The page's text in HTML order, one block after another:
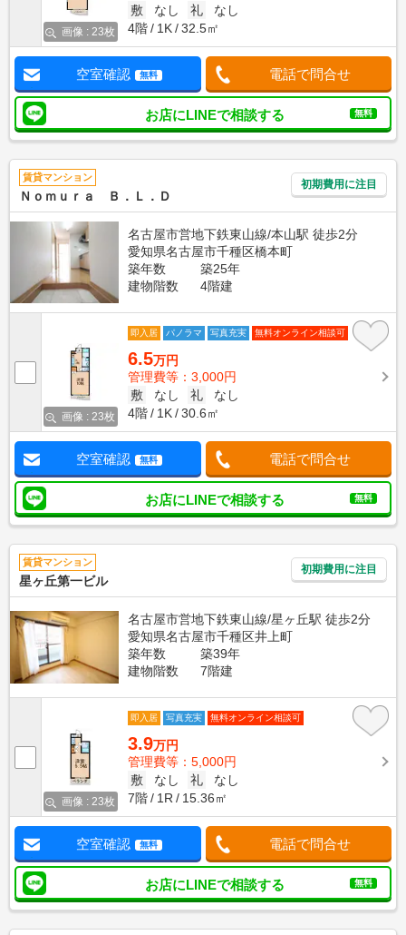
画像 : 23枚
敷
なし 礼
なし
4階
1K 32.5㎡
空室確認 無料 電話で問合せ
お店にLINEで相談する 無料
賃貸マンション
Ｎｏｍｕｒａ Ｂ．Ｌ．Ｄ
初期費用に注目
名古屋市営地下鉄東山線/本山駅 徒歩2分
愛知県名古屋市千種区橋本町
築年数
築25年
建物階数
4階建
画像 : 23枚
即入居 パノラマ 写真充実 無料オンライン相談可
6.5万円
管理費等：3,000円
敷
なし 礼
なし
4階
1K 30.6㎡
空室確認 無料 電話で問合せ
お店にLINEで相談する 無料
賃貸マンション
星ヶ丘第一ビル
初期費用に注目
名古屋市営地下鉄東山線/星ヶ丘駅 徒歩2分
愛知県名古屋市千種区井上町
築年数
築39年
建物階数
7階建
画像 : 23枚
即入居 写真充実 無料オンライン相談可
3.9万円
管理費等：5,000円
敷
なし 礼
なし
7階
1R 15.36㎡
空室確認 無料 電話で問合せ
お店にLINEで相談する 無料